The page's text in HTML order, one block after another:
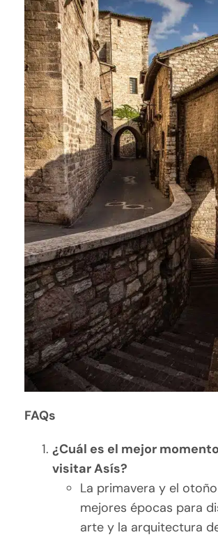
FAQs
¿Cuál es el mejor
visitar Asís?
La primavera y el
mejores épocas para
arte y la arquitectura